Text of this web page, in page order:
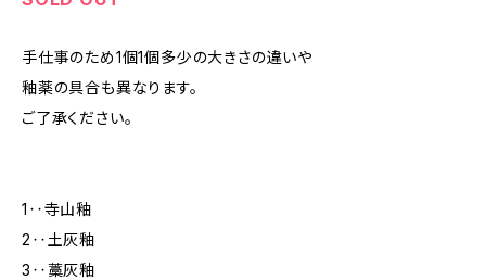
手仕事のため1個1個多少の大きさの違いや
釉薬の具合も異なります。
ご了承ください。
1‥寺山釉
2‥土灰釉
3‥藁灰釉